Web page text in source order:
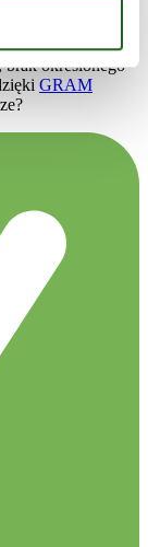
opłacić
quiz na
określonego
GRAM